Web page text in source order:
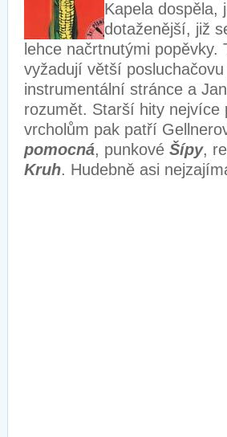
Kapela dospěla,
dotaženější, již
lehce načrtnutými
vyžadují větší
instrumentální stránce a
rozumět. Starší hity
vrcholům pak patří
pomocná, punkové Šípy,
Kruh. Hudebně asi